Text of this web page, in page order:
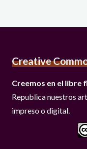
Creative
Creemos en el libre
Republica nuestros
impreso o digital.